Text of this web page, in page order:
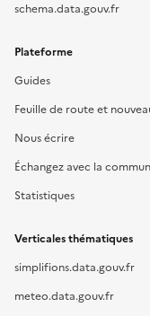
schema.data.gouv.fr
Plateforme
Guides
Feuille de route et
Nous écrire
Échangez avec la
Statistiques
Verticales thématiques
simplifions.data.gouv.fr
meteo.data.gouv.fr